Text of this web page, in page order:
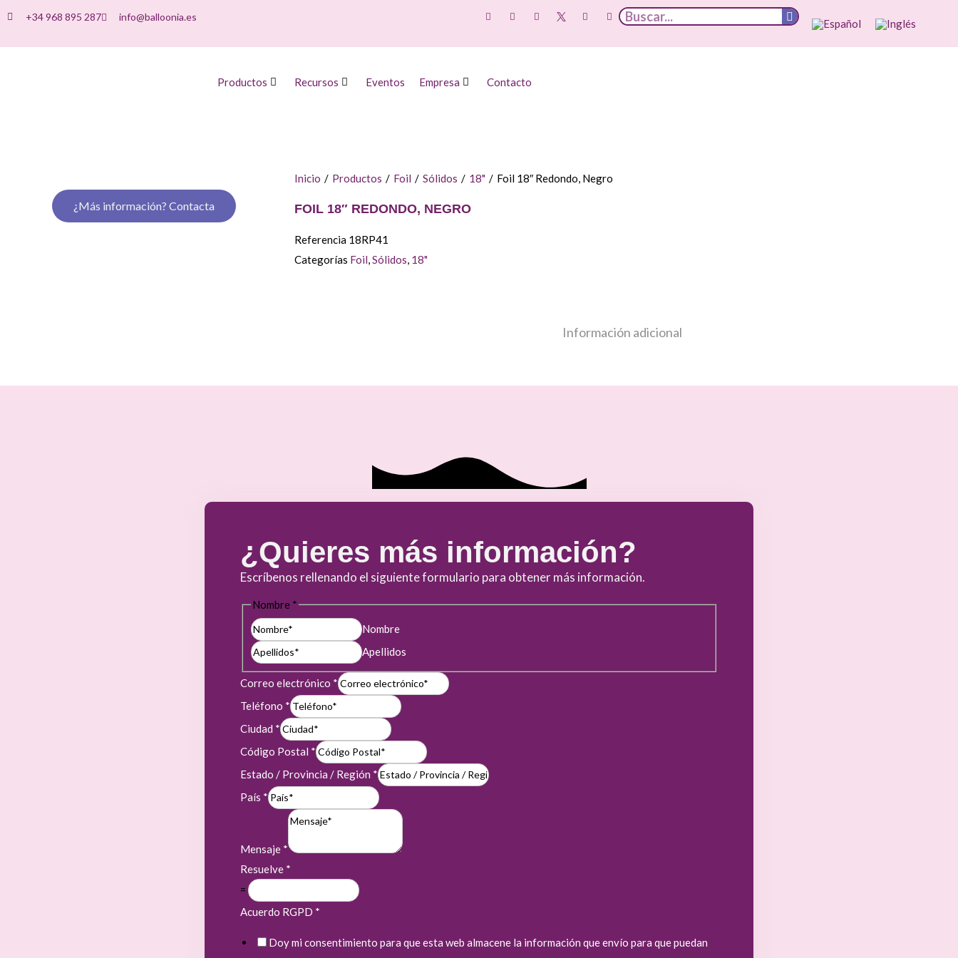
+34 968 895 287 info@balloonia.es
Productos Recursos Eventos Empresa Contacto
¿Más información? Contacta
Inicio / Productos / Foil / Sólidos / 18" / Foil 18″ Redondo, Negro
FOIL 18″ REDONDO, NEGRO
Referencia 18RP41
Categorías Foil,Sólidos, 18"
Información adicional
¿Quieres más información?
Escríbenos rellenando el siguiente formulario para obtener más información.
Nombre *
Nombre
Apellidos
Correo electrónico *
Teléfono *
Ciudad *
Código Postal *
Estado / Provincia / Región *
País *
Mensaje *
Resuelve *
=
Acuerdo RGPD *
Doy mi consentimiento para que esta web almacene la información que envío para que puedan